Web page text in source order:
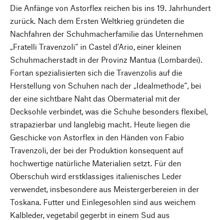
Die Anfänge von Astorflex reichen bis ins 19. Jahrhundert
zurück. Nach dem Ersten Weltkrieg gründeten die
Nachfahren der Schuhmacher­familie das Unternehmen
„Fratelli Travenzoli“ in Castel d’Ario, einer kleinen
Schuhmacherstadt in der Provinz Mantua (Lombardei).
Fortan spezialisierten sich die Travenzolis auf die
Herstellung von Schuhen nach der „Idealmethode“, bei
der eine sichtbare Naht das Obermaterial mit der
Decksohle verbindet, was die Schuhe besonders flexibel,
strapazierbar und langlebig macht. Heute liegen die
Geschicke von Astorflex in den Händen von Fabio
Travenzoli, der bei der Produktion konsequent auf
hochwertige natürliche Materialien setzt. Für den
Oberschuh wird erstklassiges italienisches Leder
verwendet, insbesondere aus Meistergerbereien in der
Toskana. Futter und Einlegesohlen sind aus weichem
Kalbleder, vegetabil gegerbt in einem Sud aus